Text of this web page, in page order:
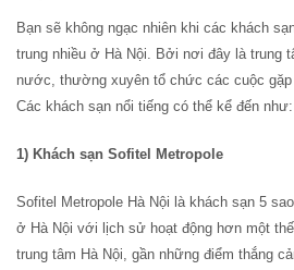
Bạn sẽ không ngạc nhiên khi các khách
trung nhiều ở Hà Nội. Bởi nơi đây là trung
nước, thường xuyên tổ chức các cuộc gặp
Các khách sạn nổi tiếng có thể kể đến như:
1) Khách sạn Sofitel Metropole
Sofitel Metropole Hà Nội là khách sạn 5
ở Hà Nội với lịch sử hoạt động hơn một
trung tâm Hà Nội, gần những điểm thắng